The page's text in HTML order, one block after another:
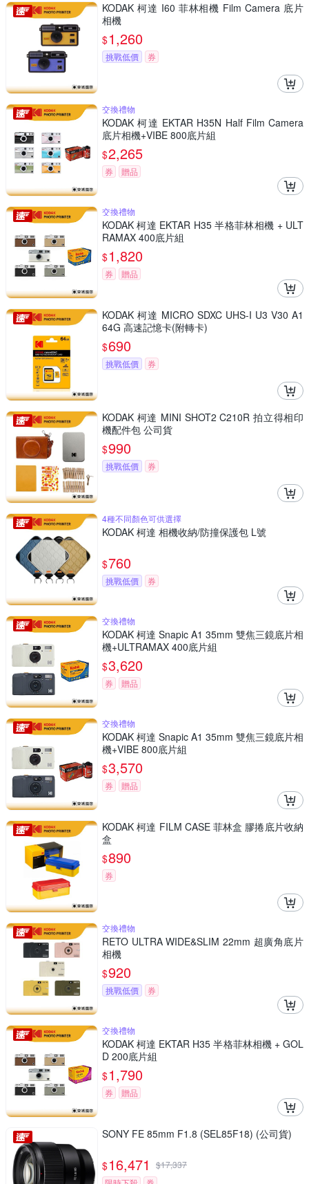
KODAK 柯達 I60 菲林相機 Film Camera 底片
相機
$1,260
挑戰低價 券
交換禮物
KODAK 柯達 EKTAR H35N Half Film Camera
底片相機+VIBE 800底片組
$2,265
券 贈品
交換禮物
KODAK 柯達 EKTAR H35 半格菲林相機 + ULT
RAMAX 400底片組
$1,820
券 贈品
KODAK 柯達 MICRO SDXC UHS-I U3 V30 A1
64G 高速記憶卡(附轉卡)
$690
挑戰低價 券
KODAK 柯達 MINI SHOT2 C210R 拍立得相印
機配件包 公司貨
$990
挑戰低價 券
4種不同顏色可供選擇
KODAK 柯達 相機收納/防撞保護包 L號
$760
挑戰低價 券
交換禮物
KODAK 柯達 Snapic A1 35mm 雙焦三鏡底片相
機+ULTRAMAX 400底片組
$3,620
券 贈品
交換禮物
KODAK 柯達 Snapic A1 35mm 雙焦三鏡底片相
機+VIBE 800底片組
$3,570
券 贈品
KODAK 柯達 FILM CASE 菲林盒 膠捲底片收納
盒
$890
券
交換禮物
RETO ULTRA WIDE&SLIM 22mm 超廣角底片
相機
$920
挑戰低價 券
交換禮物
KODAK 柯達 EKTAR H35 半格菲林相機 + GOL
D 200底片組
$1,790
券 贈品
SONY FE 85mm F1.8 (SEL85F18) (公司貨)
$16,471 $17,337